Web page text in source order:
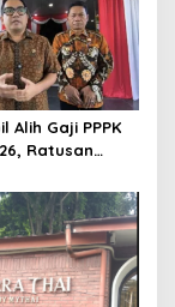
Alih Gaji PPPK
Ratusan